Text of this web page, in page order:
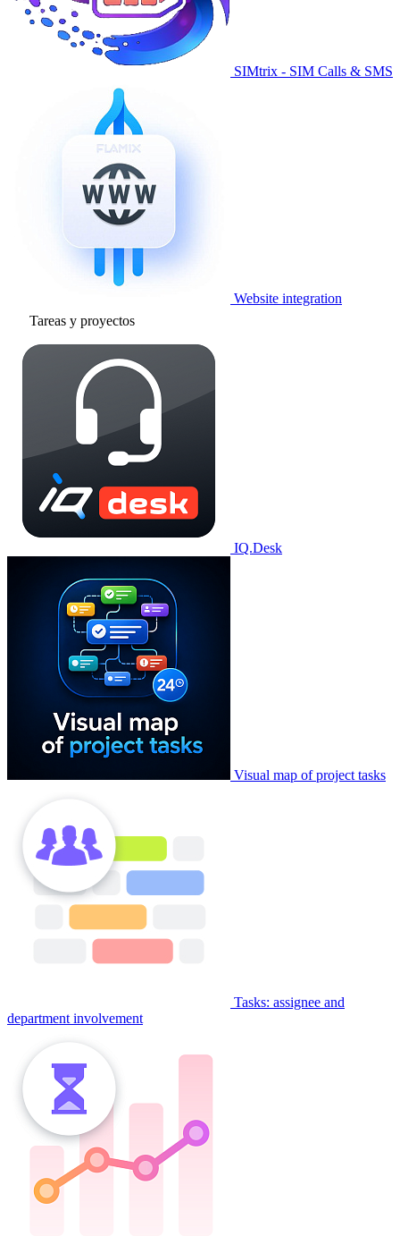
SIMtrix - SIM Calls & SMS
Website integration
Tareas y proyectos
IQ.Desk
Visual map of project tasks
Tasks: assignee and
department involvement